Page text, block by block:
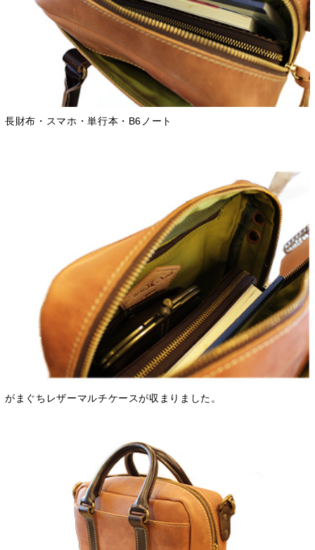
長財布・スマホ・単行本・B6ノート
がまぐちレザーマルチケースが収まりました。